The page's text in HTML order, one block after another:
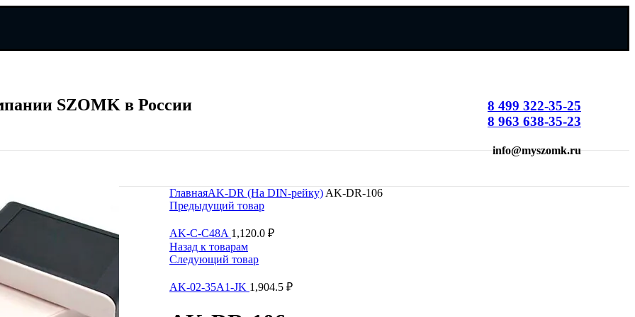
SZOMK в России
SZOMK в России
8 499 322-35-25
8 963 638-35-23
info@myszomk.ru
ГлавнаяAK-DR (На DIN-рейку) AK-DR-106
Предыдущий товар
AK-C-C48A 1,120.0 ₽
Назад к товарам
Следующий товар
AK-02-35A1-JK 1,904.5 ₽